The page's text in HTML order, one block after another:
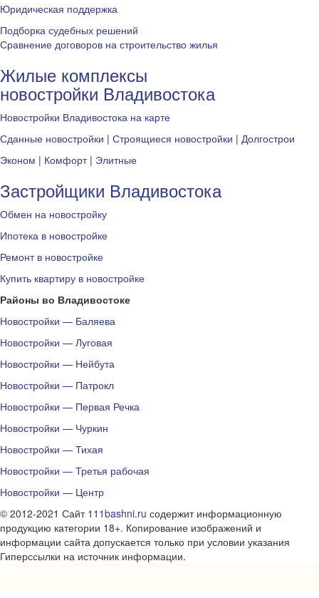
Юридическая поддержка
Подборка судебных решений
Сравнение договоров на строительство жилья
Жилые комплексы
новостройки Владивостока
Новостройки Владивостока на карте
Сданные новостройки | Строящиеся новостройки | Долгострои
Эконом | Комфорт| Элитные
Застройщики Владивостока
Обмен на новостройку
Ипотека в новостройке
Ремонт в новостройке
Купить квартиру в новостройке
Районы во Владивостоке
Новостройки — Баляева
Новостройки — Луговая
Новостройки — Нейбута
Новостройки — Патрокл
Новостройки — Первая Речка
Новостройки — Чуркин
Новостройки — Тихая
Новостройки — Третья рабочая
Новостройки — Центр
© 2012-2021 Сайт 111bashni.ru содержит информационную
продукцию категории 18+. Копирование изображений и
информации сайта допускается только при условии указания
Гиперссылки на источник информации.